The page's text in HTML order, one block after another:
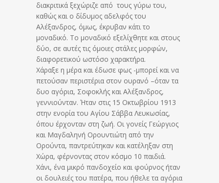
διακριτικά ξεχώριζε από τους γύρω του,
καθώς και ο δίδυμος αδελφός του
Αλέξανδρος, όμως, έκρυβαν κάτι το
μοναδικό. Το μοναδικό εξελίχθητε και στους
δύο, σε αυτές τις όμοιες στάλες μορφών,
διαφορετικού ωστόσο χαρακτήρα.
Χάραξε η μέρα και έδωσε φως -μπορεί και να
πετούσαν περιστέρια στον ουρανό –όταν τα
δυο αγόρια, Σοφοκλής και Αλέξανδρος,
γεννιούνταν. Ήταν στις 15 Οκτωβρίου 1913
στην ενορία του Αγίου Σάββα Λευκωσίας,
όπου έρχονταν στη ζωή. Οι γονείς Γεώργιος
και Μαγδαληνή Ορουντιώτη από την
Ορούντα, παντρεύ­τηκαν και κατέληξαν στη
Χώρα, φέρνοντας στον κόσμο 10 παιδιά.
Χάνι, ένα μικρό πανδοχείο και φούρνος ήταν
οι δουλειές του πατέρα, που ήθελε τα αγόρια